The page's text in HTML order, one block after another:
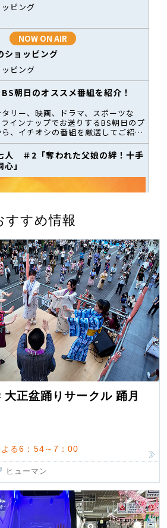
すすめ情報
正盆踊りサークル 踊月
る6：54～7：00
ヒューマン